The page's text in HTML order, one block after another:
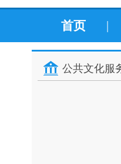
首页 |
公共文化服